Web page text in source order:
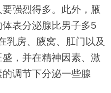
强烈得多。此外，腋
表分泌腺比男子多5
乳房、腋窝、肛门以及
，并在精神因素、激
调节下分泌一些腺